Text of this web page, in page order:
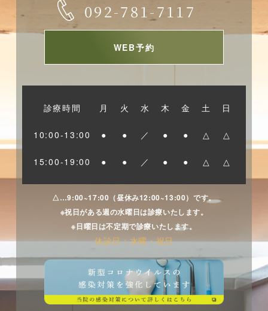
自分の歯の形や磨きやすさに合ったヘッドの大きさを選
ぶことが重要です。
３．ヘッドの形状
歯ブラシの形状には普通の直線型や波型、角度の
ついたものなど様々な種類があります。
最近はSNSなどで奇抜な形を目にすることがあり
ますが、今回は代表的な形について触れようと思
・フラット型
・左の黒い歯ブラシは、一般的な成人の方向け。
３列植毛でスッとお口に入っていきやすく、奥歯の奥ま
くり磨きたい方向け。
４列植毛による歯を包み込んでくれる磨き心地と、しっ
感じられると思います。
③ 自分のライフスタイルに合わせる。
092-781-7117
WEB予約
診療時間 月 火 水 木 金 土 日
10:00-13:00 ● ● ／ ● ● △ △
15:00-19:00 ● ● ／ ● ● △ △
△…9:00~17:00（昼休み12:00~13:00）です。
※祝日がある週の水曜日は診療いたします。
※日曜日は不定期で診療いたします。
休診日：水曜・祝日